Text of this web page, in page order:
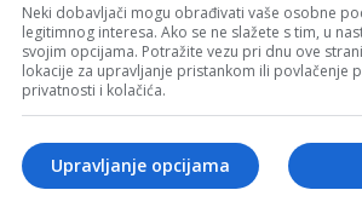
Neki dobavljači mogu obrađivati vaše osobne
legitimnog interesa. Ako se ne slažete s tim, u
svojim opcijama. Potražite vezu pri dnu ove
lokacije za upravljanje pristankom ili povlačenje
privatnosti i kolačića.
Upravljanje opcijama